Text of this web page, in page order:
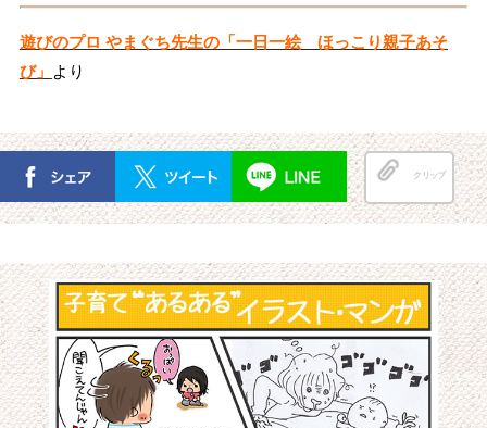
遊びのプロ やまぐち先生の「一日一絵 ほっこり親子あそ
び」 より
クリップ